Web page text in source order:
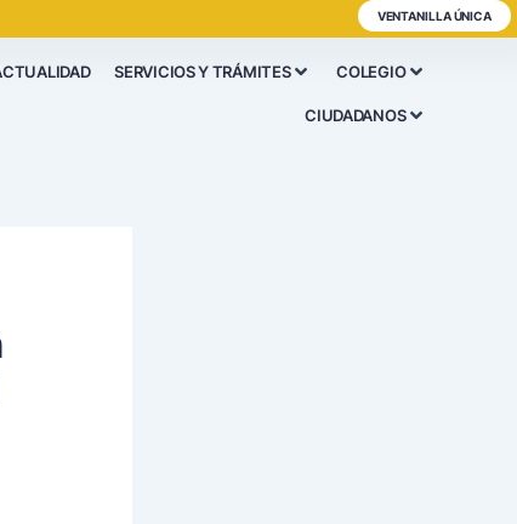
VENTANILLA ÚNICA
SERVICIOS Y TRÁMITES COLEGIO
CIUDADANOS